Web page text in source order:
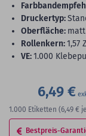
Druckertyp:
Oberfläche: matt
Rollenkern:1,57
VE:1.000
6,49 €
1.000 Etiketten (6,49 €
Bestpreis-